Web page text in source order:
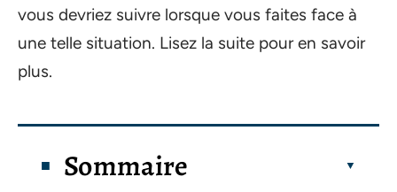
vous devriez suivre lorsque vous faites face à
une telle situation. Lisez la suite pour en savoir
plus.
Sommaire